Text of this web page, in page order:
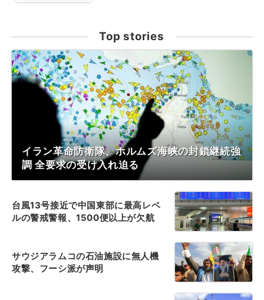
Top stories
イラン革命防衛隊、ホルムズ海峡の封鎖継続強
調 全要求の受け入れ迫る
台風13号接近で中国東部に最高レベ
ルの警戒警報、1500便以上が欠航
サウジアラムコの石油施設に無人機
攻撃、フーシ派が声明